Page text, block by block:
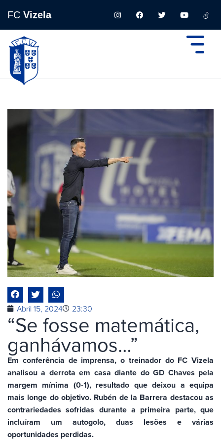
FC Vizela
Abril 15, 2024 23:30
“Se fosse matemática,
ganhávamos…”
Em conferência de imprensa, o treinador do FC Vizela
analisou a derrota em casa diante do GD Chaves pela
margem mínima (0-1), resultado que deixou a equipa
mais longe do objetivo. Rubén de la Barrera destacou as
contrariedades sofridas durante a primeira parte, que
incluíram um autogolo, duas lesões e várias
oportunidades perdidas.